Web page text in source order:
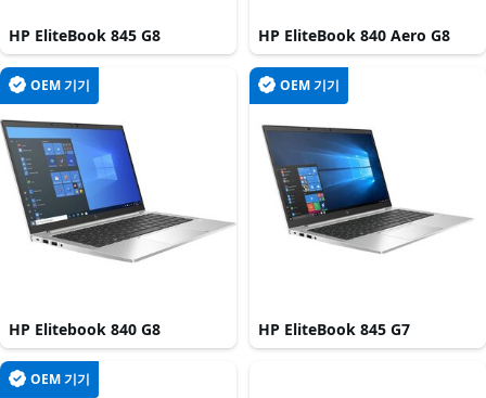
HP EliteBook 845 G8 HP EliteBook 840 Aero G8
OEM 기기
HP Elitebook 840 G8
OEM 기기
HP EliteBook 845 G7
OEM 기기